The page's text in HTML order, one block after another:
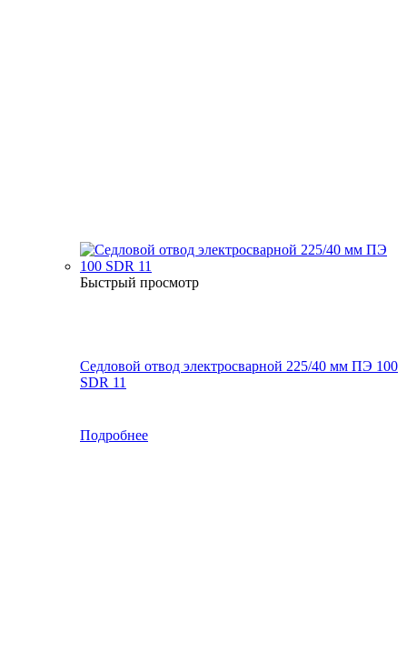
Быстрый просмотр
Седловой отвод электросварной 225/40 мм ПЭ 100
SDR 11
Подробнее